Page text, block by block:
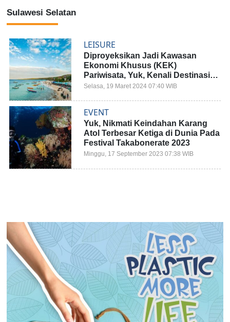
Sulawesi Selatan
LEISURE
Diproyeksikan Jadi Kawasan
Ekonomi Khusus (KEK)
Pariwisata, Yuk, Kenali Destinasi
Wisata Andalan Kabupaten
Selasa, 19 Maret 2024 07:40 WIB
EVENT
Yuk, Nikmati Keindahan Karang
Atol Terbesar Ketiga di Dunia Pada
Festival Takabonerate 2023
Minggu, 17 September 2023 07:38 WIB